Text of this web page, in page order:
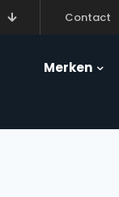
Contact
Merken